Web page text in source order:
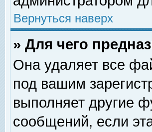
Вернуться наверх
» Для чего
Она удаляет все
под вашим
выполняет другие
сообщений, если